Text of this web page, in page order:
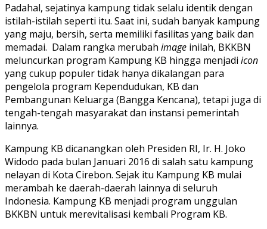
Padahal, sejatinya kampung tidak selalu identik dengan
istilah-istilah seperti itu. Saat ini, sudah banyak kampung
yang maju, bersih, serta memiliki fasilitas yang baik dan
memadai. Dalam rangka merubah image inilah, BKKBN
meluncurkan program Kampung KB hingga menjadi icon
yang cukup populer tidak hanya dikalangan para
pengelola program Kependudukan, KB dan
Pembangunan Keluarga (Bangga Kencana), tetapi juga di
tengah-tengah masyarakat dan instansi pemerintah
lainnya.
Kampung KB dicanangkan oleh Presiden RI, Ir. H. Joko
Widodo pada bulan Januari 2016 di salah satu kampung
nelayan di Kota Cirebon. Sejak itu Kampung KB mulai
merambah ke daerah-daerah lainnya di seluruh
Indonesia. Kampung KB menjadi program unggulan
BKKBN untuk merevitalisasi kembali Program KB.